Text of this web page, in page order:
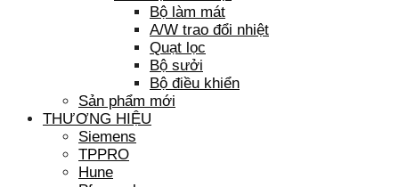
Bộ làm mát
A/W trao đổi nhiệt
Quạt lọc
Bộ sưởi
Bộ điều khiển
Sản phẩm mới
THƯƠNG HIỆU
Siemens
TPPRO
Hune